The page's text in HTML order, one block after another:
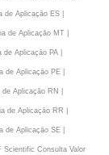
Aplicaçāo ES |
de Aplicaçāo MT |
Aplicaçāo PA |
de Aplicaçāo PE |
Aplicaçāo RN |
de Aplicaçāo RR |
de Aplicaçāo SE |
Scientific Consulta Valor